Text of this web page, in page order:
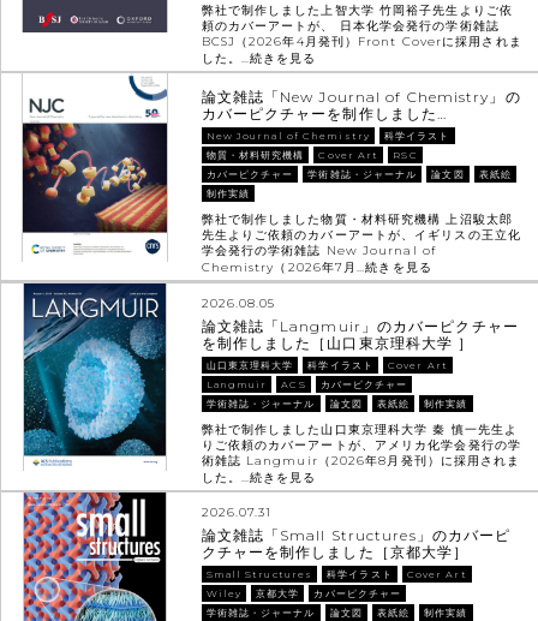
弊社で制作しました上智大学 竹岡裕子先生よりご依
頼のカバーアートが、 日本化学会発行の学術雑誌
BCSJ（2026年4月発刊）Front Coverに採用されま
した。… 続きを見る
論文雑誌「New Journal of Chemistry」の
カバーピクチャーを制作しました…
New Journal of Chemistry
科学イラスト
物質・材料研究機構
Cover Art
RSC
カバーピクチャー
学術雑誌・ジャーナル 論文図
表紙絵
制作実績
弊社で制作しました物質・材料研究機構 上沼駿太郎
先生よりご依頼のカバーアートが、イギリスの王立化
学会発行の学術雑誌 New Journal of
Chemistry（2026年7月…続きを見る
2026.08.05
論文雑誌「Langmuir」のカバーピクチャー
を制作しました［山口東京理科大学 ］
山口東京理科大学 科学イラスト
Cover Art
Langmuir
ACS
カバーピクチャー
学術雑誌・ジャーナル
論文図 表紙絵 制作実績
弊社で制作しました山口東京理科大学 秦 慎一先生よ
りご依頼のカバーアートが、アメリカ化学会発行の学
術雑誌 Langmuir（2026年8月発刊）に採用されま
した。…続きを見る
2026.07.31
論文雑誌「Small Structures」のカバーピ
クチャーを制作しました［京都大学］
Small Structures 科学イラスト
Cover Art
Wiley
京都大学
カバーピクチャー
学術雑誌・ジャーナル
論文図 表紙絵 制作実績